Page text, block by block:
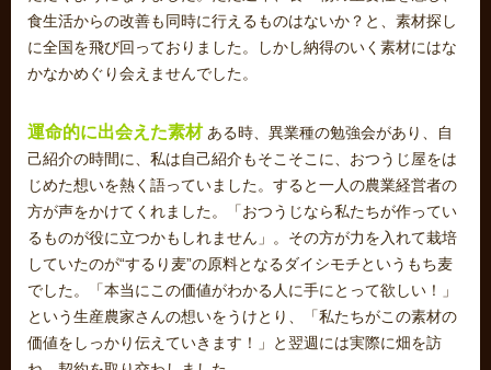
ただくようになりました。ただ近年、食べ物の重要性を感じ、
食生活からの改善も同時に行えるものはないか？と、素材探し
に全国を飛び回っておりました。しかし納得のいく素材にはな
かなかめぐり会えませんでした。
運命的に出会えた素材
ある時、異業種の勉強会があり、自
己紹介の時間に、私は自己紹介もそこそこに、おつうじ屋をは
じめた想いを熱く語っていました。すると一人の農業経営者の
方が声をかけてくれました。「おつうじなら私たちが作ってい